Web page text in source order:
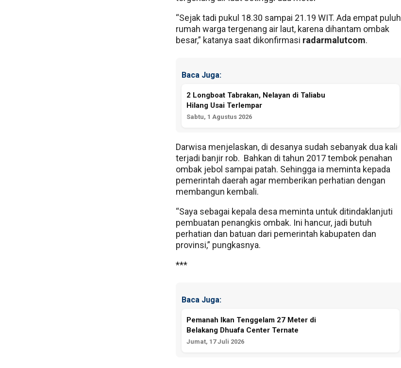
“Sejak tadi pukul 18.30 sampai 21.19 WIT. Ada empat puluh
rumah warga tergenang air laut, karena dihantam ombak
besar,” katanya saat dikonfirmasi radarmalutcom.
Baca Juga:
2 Longboat Tabrakan, Nelayan di Taliabu
Hilang Usai Terlempar
Sabtu, 1 Agustus 2026
Darwisa menjelaskan, di desanya sudah sebanyak dua kali
terjadi banjir rob. Bahkan di tahun 2017 tembok penahan
ombak jebol sampai patah. Sehingga ia meminta kepada
pemerintah daerah agar memberikan perhatian dengan
membangun kembali.
“Saya sebagai kepala desa meminta untuk ditindaklanjuti
pembuatan penangkis ombak. Ini hancur, jadi butuh
perhatian dan batuan dari pemerintah kabupaten dan
provinsi,” pungkasnya.
***
Baca Juga:
Pemanah Ikan Tenggelam 27 Meter di
Belakang Dhuafa Center Ternate
Jumat, 17 Juli 2026